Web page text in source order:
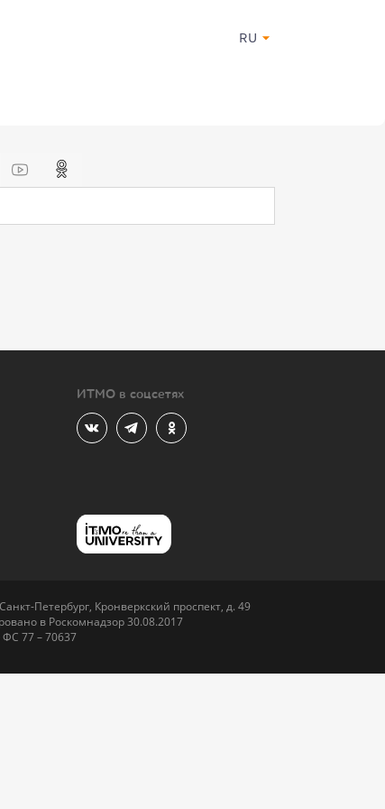
RU
ИТМО в соцсетях
Петербург, Кронверкский проспект, д. 49
в Роскомнадзор 30.08.2017
77 – 70637